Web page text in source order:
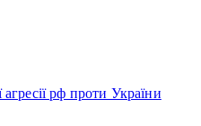
рф проти України